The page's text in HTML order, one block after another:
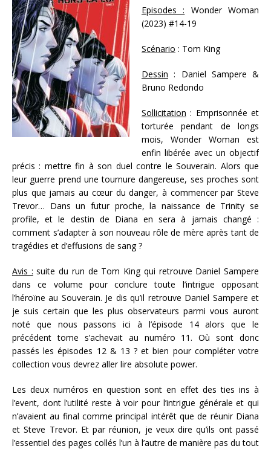
Episodes : Wonder Woman
(2023) #14-19
Scénario : Tom King
Dessin : Daniel Sampere &
Bruno Redondo
Sollicitation : Emprisonnée et
torturée pendant de longs
mois, Wonder Woman est
enfin libérée avec un objectif
précis : mettre fin à son duel contre le Souverain. Alors que
leur guerre prend une tournure dangereuse, ses proches sont
plus que jamais au cœur du danger, à commencer par Steve
Trevor… Dans un futur proche, la naissance de Trinity se
profile, et le destin de Diana en sera à jamais changé :
comment s’adapter à son nouveau rôle de mère après tant de
tragédies et d’effusions de sang ?
Avis : suite du run de Tom King qui retrouve Daniel Sampere
dans ce volume pour conclure toute l’intrigue opposant
l’héroïne au Souverain. Je dis qu’il retrouve Daniel Sampere et
je suis certain que les plus observateurs parmi vous auront
noté que nous passons ici à l’épisode 14 alors que le
précédent tome s’achevait au numéro 11. Où sont donc
passés les épisodes 12 & 13 ? et bien pour compléter votre
collection vous devrez aller lire absolute power.
Les deux numéros en question sont en effet des ties ins à
l’event, dont l’utilité reste à voir pour l’intrigue générale et qui
n’avaient au final comme principal intérêt que de réunir Diana
et Steve Trevor. Et par réunion, je veux dire qu’ils ont passé
l’essentiel des pages collés l’un à l’autre de manière pas du tout